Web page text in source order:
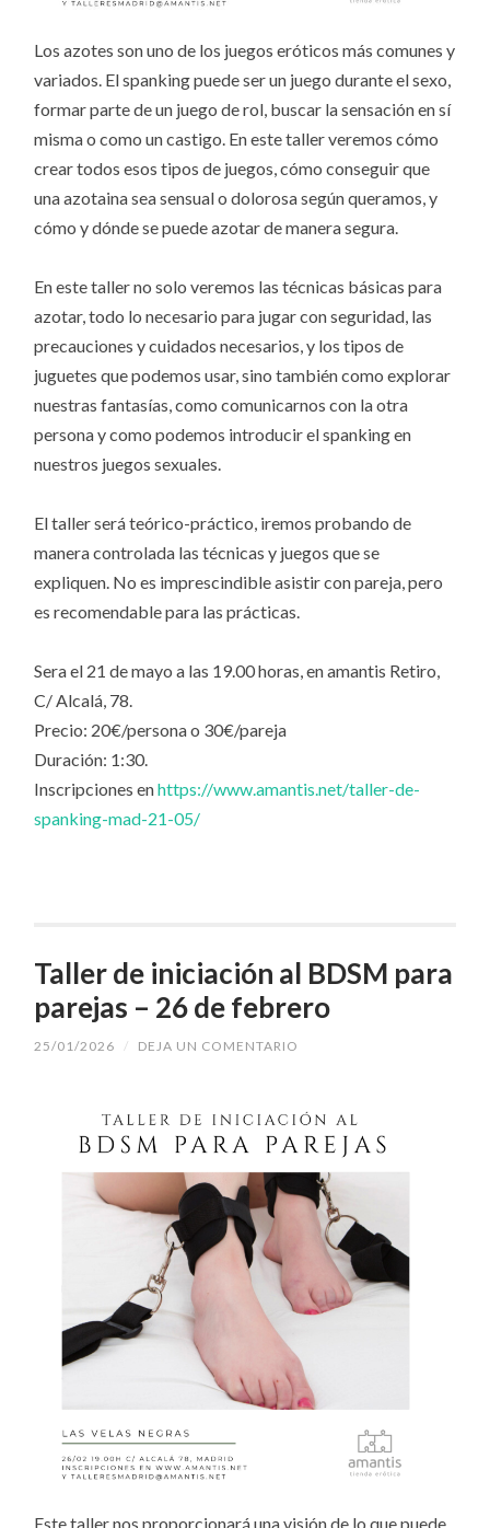
Los azotes son uno de los juegos eróticos más comunes y
variados. El spankingpuede ser un juego durante el sexo,
formar parte de un juego de rol, buscar la sensación en sí
misma o como un castigo. En este taller veremos cómo
crear todos esos tipos de juegos, cómo conseguir que
una azotaina sea sensual o dolorosa según queramos, y
cómo y dónde se puede azotar de manera segura.
En este taller no solo veremos las técnicas básicas para
azotar, todo lo necesario para jugar con seguridad, las
precauciones y cuidados necesarios, y los tipos de
juguetes que podemos usar, sino también como explorar
nuestras fantasías, como comunicarnos con la otra
persona y como podemos introducir el spanking en
nuestros juegos sexuales.
El taller será teórico-práctico, iremos probando de
manera controlada las técnicas y juegos que se
expliquen. No es imprescindible asistir con pareja, pero
es recomendable para las prácticas.
Sera el 21 de mayo a las 19.00 horas, en amantis Retiro,
C/ Alcalá, 78.
Precio: 20€/persona o 30€/pareja
Duración: 1:30.
Inscripciones enhttps://www.amantis.net/taller-de-
spanking-mad-21-05/
Taller de iniciación al BDSM para
parejas – 26 de febrero
25/01/2026 / DEJA UN COMENTARIO
Este taller nos proporcionará una visión de lo que puede